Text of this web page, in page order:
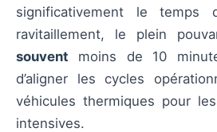
significativement le temps
ravitaillement, le plein
souvent moins de 10
d’aligner les cycles
véhicules thermiques pour
intensives.